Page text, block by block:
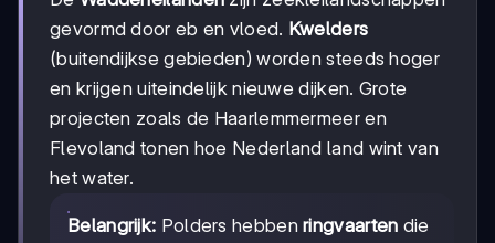
gevormd door eb en vloed. Kwelders
(buitendijkse gebieden) worden steeds hoger
en krijgen uiteindelijk nieuwe dijken. Grote
projecten zoals de Haarlemmermeer en
Flevoland tonen hoe Nederland land wint van
het water.
Belangrijk: Polders hebbenringvaarten die